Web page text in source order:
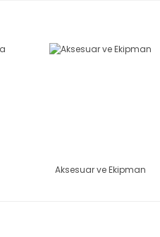
Aksesuar ve Ekipman